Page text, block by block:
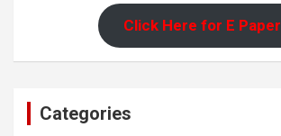
Click Here for E Paper
Categories